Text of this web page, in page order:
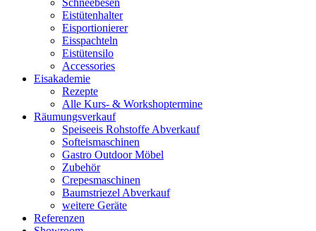
Schneebesen
Eistütenhalter
Eisportionierer
Eisspachteln
Eistütensilo
Accessories
Eisakademie
Rezepte
Alle Kurs- & Workshoptermine
Räumungsverkauf
Speiseeis Rohstoffe Abverkauf
Softeismaschinen
Gastro Outdoor Möbel
Zubehör
Crepesmaschinen
Baumstriezel Abverkauf
weitere Geräte
Referenzen